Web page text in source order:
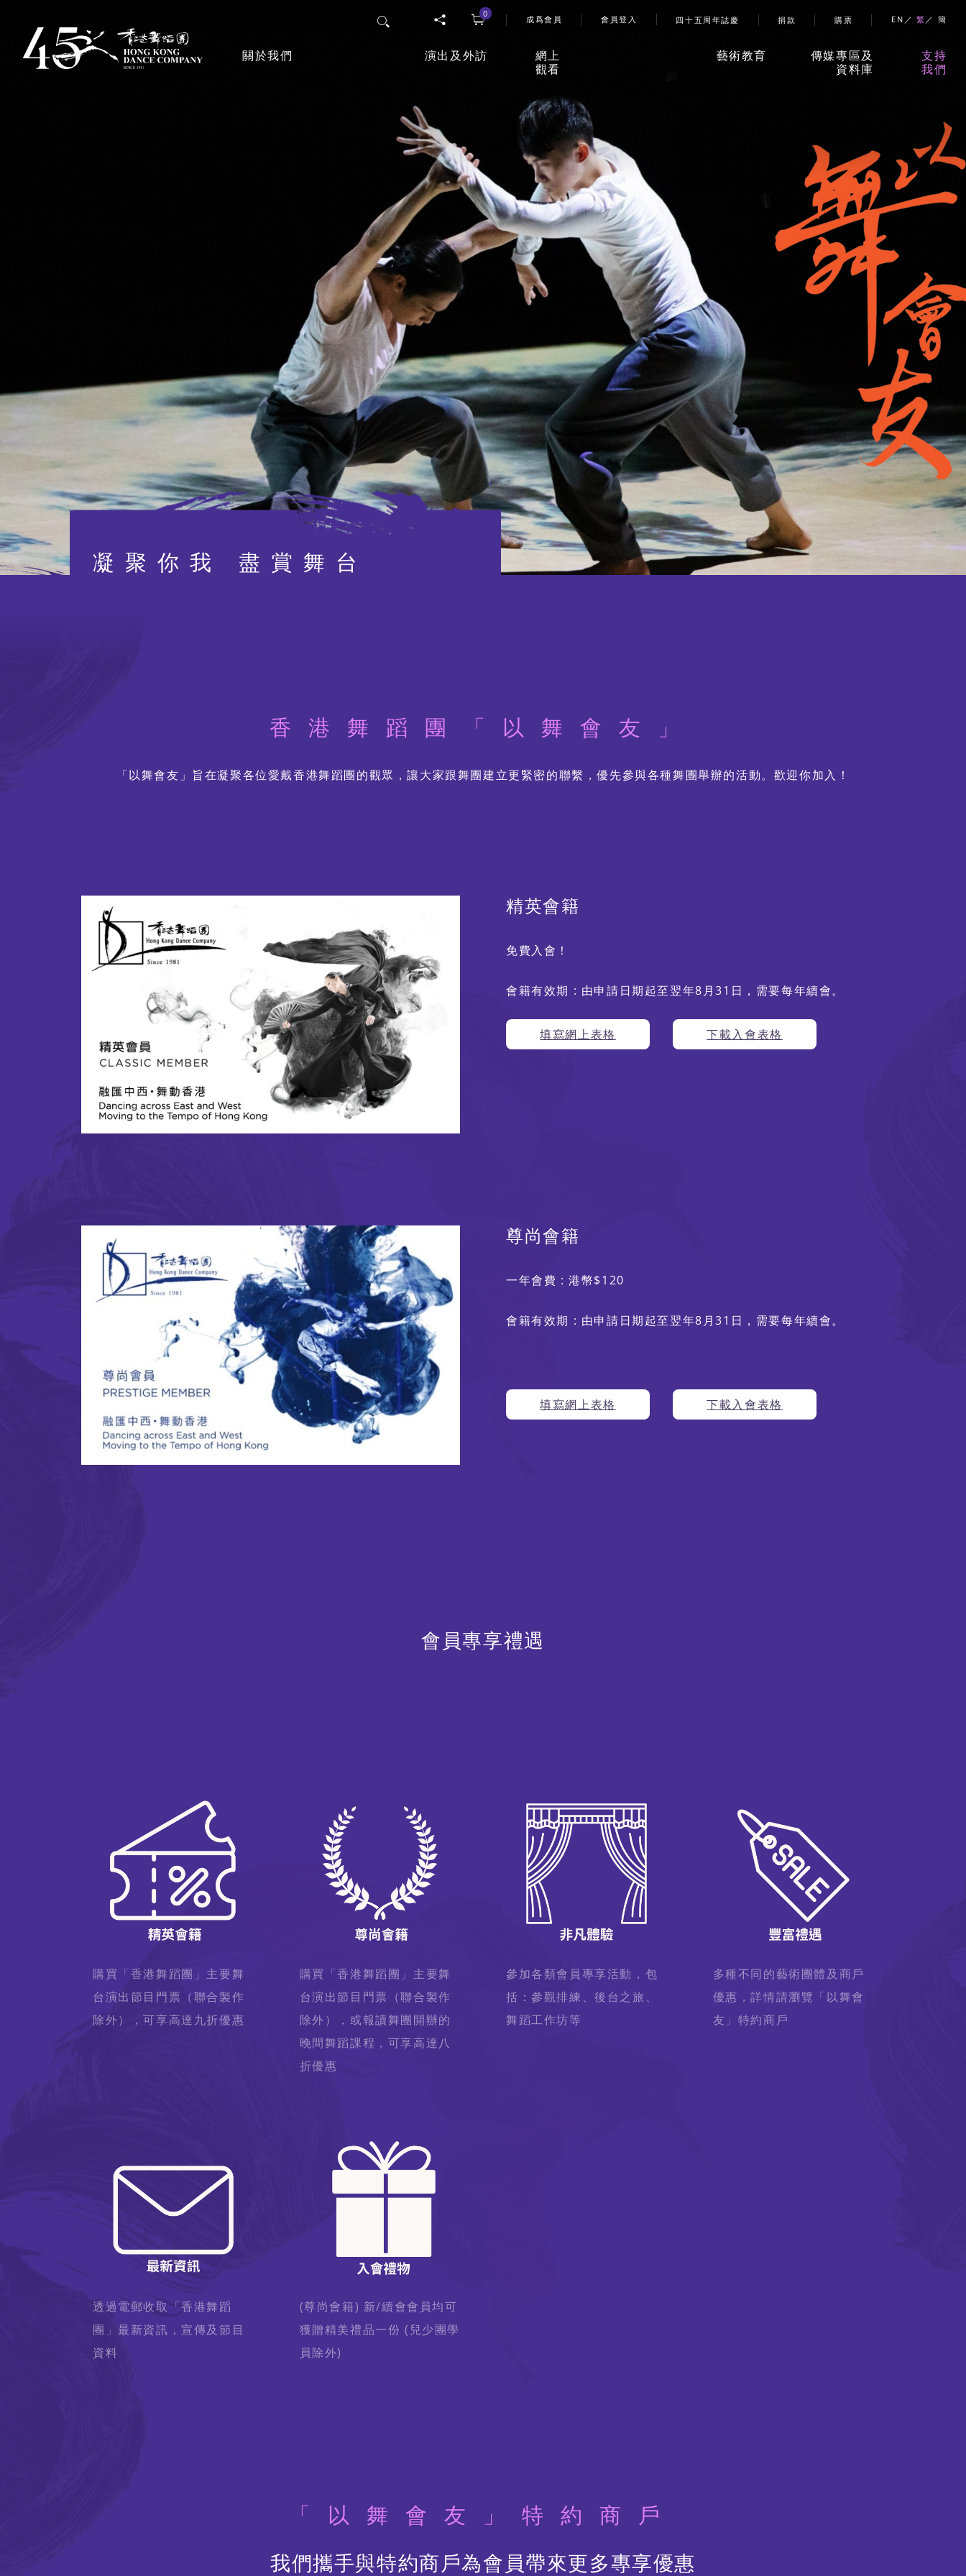
0
成爲會員 User account menu
會員登入 四十五周年誌慶 捐款 購票 EN 繁 簡
主導覽en
關於我們
董事局、顧問及
行政人員
人才招聘
招標公告
演出及外訪
香港舞蹈團四十五周年誌慶
26/27年度舞季
最新上演
延伸活動
外訪
期間限定藝術展演
蹈 ╳ 光影體驗
網上
觀看
網上
節目
觀影
藝術教育
兒童及少年課程
成人課程
學校及社區
賽馬會舞蹈×武術中華文化學
校體藝推廣計劃
教學團隊
傳媒專區及
資料庫
新聞稿
珍貴回憶
刊物
報導摘要
支持
我們
捐款
合作
伙伴
成為
會員
凝聚你我 盡賞舞台
香港舞蹈團「以舞會友」
「以舞會友」旨在凝聚各位愛戴香港舞蹈團的觀眾，讓大家跟舞團建立更緊密的聯繫，優先參與各種舞團舉辦的活動。歡迎你加入！
精英會籍
免費入會！
會籍有效期 : 由申請日期起至翌年8月31日，需要每年續會。
填寫網上表格 下載入會表格
尊尚會籍
一年會費 : 港幣$120
會籍有效期 : 由申請日期起至翌年8月31日，需要每年續會。
填寫網上表格 下載入會表格
會員專享禮遇
購買「香港舞蹈團」主要舞
台演出節目門票（聯合製作
除外），可享高達九折優惠
購買「香港舞蹈團」主要舞
台演出節目門票（聯合製作
除外），或報讀舞團開辦的
晚間舞蹈課程，可享高達八
折優惠
參加各類會員專享活動，包
括：參觀排練、後台之旅、
舞蹈工作坊等
多種不同的藝術團體及商戶
優惠，詳情請瀏覽「以舞會
友」特約商戶
透過電郵收取「香港舞蹈
團」最新資訊，宣傳及節目
資料
(尊尚會籍) 新/續會會員均可
獲贈精美禮品一份 (兒少團學
員除外)
「以舞會友」特約商戶
我們攜手與特約商戶為會員帶來更多專享優惠